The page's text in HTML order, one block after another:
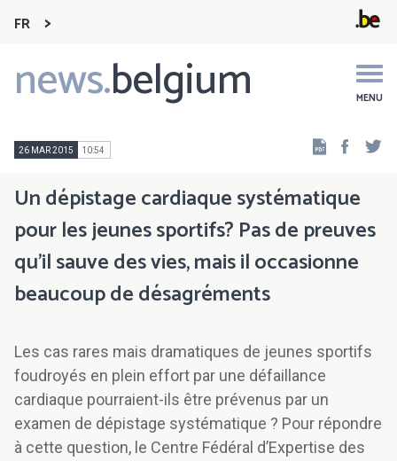
FR
news.belgium MENU
Main
navigation
26 MAR 2015 10:54
Un dépistage cardiaque systématique
pour les jeunes sportifs? Pas de preuves
qu’il sauve des vies, mais il occasionne
beaucoup de désagréments
Les cas rares mais dramatiques de jeunes sportifs
foudroyés en plein effort par une défaillance
cardiaque pourraient-ils être prévenus par un
examen de dépistage systématique ? Pour répondre
à cette question, le Centre Fédéral d’Expertise des